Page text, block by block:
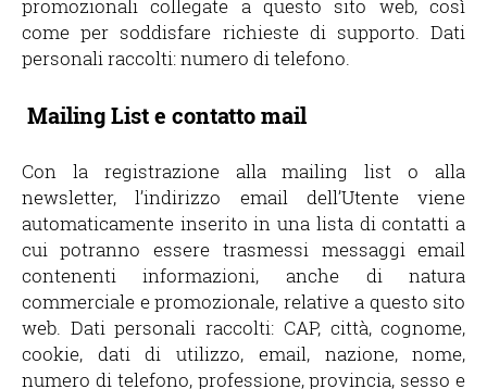
promozionali collegate a questo sito web, così
come per soddisfare richieste di supporto. Dati
personali raccolti: numero di telefono.
Mailing List e contatto mail
Con la registrazione alla mailing list o alla
newsletter, l’indirizzo email dell’Utente viene
automaticamente inserito in una lista di contatti a
cui potranno essere trasmessi messaggi email
contenenti informazioni, anche di natura
commerciale e promozionale, relative a questo sito
web. Dati personali raccolti: CAP, città, cognome,
cookie, dati di utilizzo, email, nazione, nome,
numero di telefono, professione, provincia, sesso e